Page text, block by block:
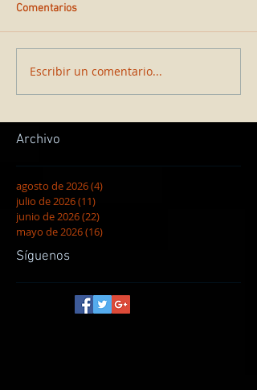
Comentarios
Escribir un comentario...
Archivo
agosto de 2026(4)
julio de 2026(11)
junio de 2026(22)
mayo de 2026(16)
Síguenos